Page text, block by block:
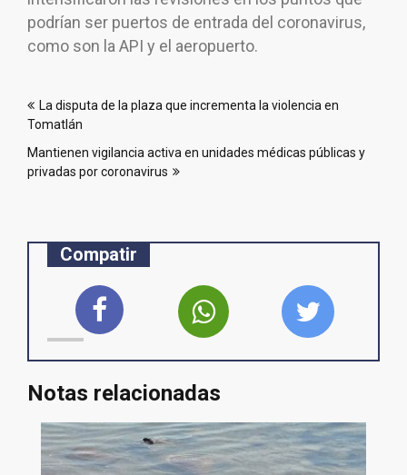
podrían ser puertos de entrada del coronavirus,
como son la API y el aeropuerto.
de
entradas
La disputa de la plaza que incrementa la violencia en
Tomatlán
Mantienen vigilancia activa en unidades médicas públicas y
privadas por coronavirus
Compatir
Notas relacionadas